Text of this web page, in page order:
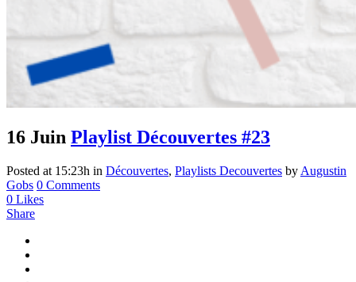
16 Juin Playlist Découvertes #23
Posted at 15:23h in Découvertes, Playlists Decouvertes by Augustin
Gobs 0 Comments
0 Likes
Share